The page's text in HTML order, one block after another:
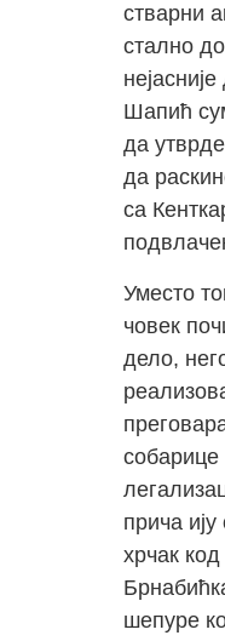
стварни
стално
Шапић
да
да
са
Уместо
човек
дело,
собарице
прича
хрчак
шепуре